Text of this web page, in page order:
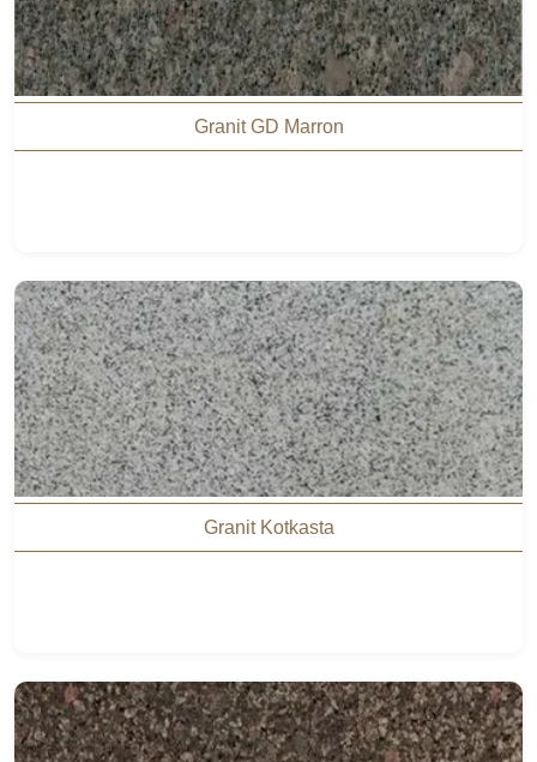
Granit GD Marron
Granit Kotkasta